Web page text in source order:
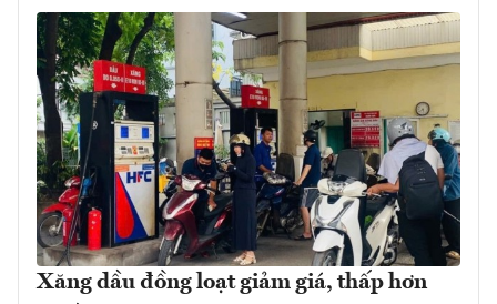
Xăng dầu đồng loạt giảm giá, thấp hơn